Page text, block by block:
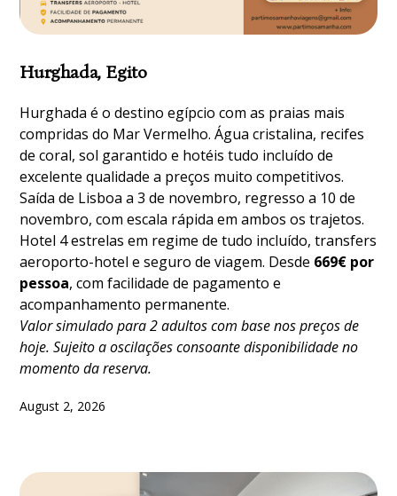
Hurghada, Egito
Hurghada é o destino egípcio com as praias mais
compridas do Mar Vermelho. Água cristalina, recifes
de coral, sol garantido e hotéis tudo incluído de
excelente qualidade a preços muito competitivos.
Saída de Lisboa a 3 de novembro, regresso a 10 de
novembro, com escala rápida em ambos os trajetos.
Hotel 4 estrelas em regime de tudo incluído, transfers
aeroporto-hotel e seguro de viagem. Desde 669€ por
pessoa, com facilidade de pagamento e
acompanhamento permanente.
Valor simulado para 2 adultos com base nos preços de
hoje. Sujeito a oscilações consoante disponibilidade no
momento da reserva.
August 2, 2026